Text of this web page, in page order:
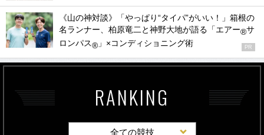
《山の神対談》「やっぱり“タイパ”がいい！」箱根の
名ランナー、柏原竜二と神野大地が語る「エアー®サ
ロンパス® 」×コンディショニング術 PR
RANKING
全ての競技